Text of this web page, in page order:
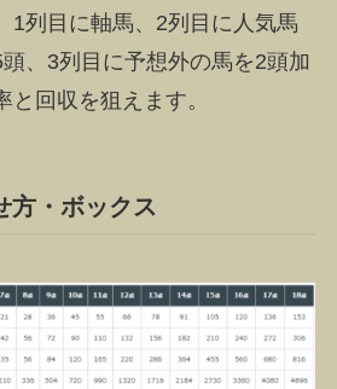
1列目に軸馬、2列目に人気馬
、3列目に予想外の馬を2頭加
と回収を狙えます。
方・ボックス